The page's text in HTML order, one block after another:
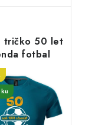
tričko 50 let
fotbal